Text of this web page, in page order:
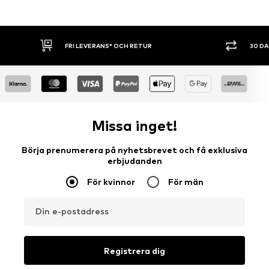
FRI LEVERANS* OCH RETUR 30
Missa inget!
Börja prenumerera på nyhetsbrevet och få exklusiva
erbjudanden
För kvinnor För män
Din e-postadress
Registrera dig